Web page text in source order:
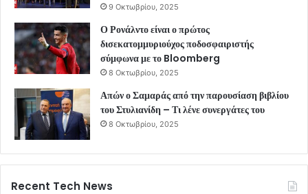
9 Οκτωβρίου, 2025
Ο Ρονάλντο είναι ο πρώτος
δισεκατομμυριούχος ποδοσφαιριστής
σύμφωνα με το Bloomberg
8 Οκτωβρίου, 2025
Απών ο Σαμαράς από την παρουσίαση βιβλίου
του Στυλιανίδη – Τι λένε συνεργάτες του
8 Οκτωβρίου, 2025
Recent Tech News